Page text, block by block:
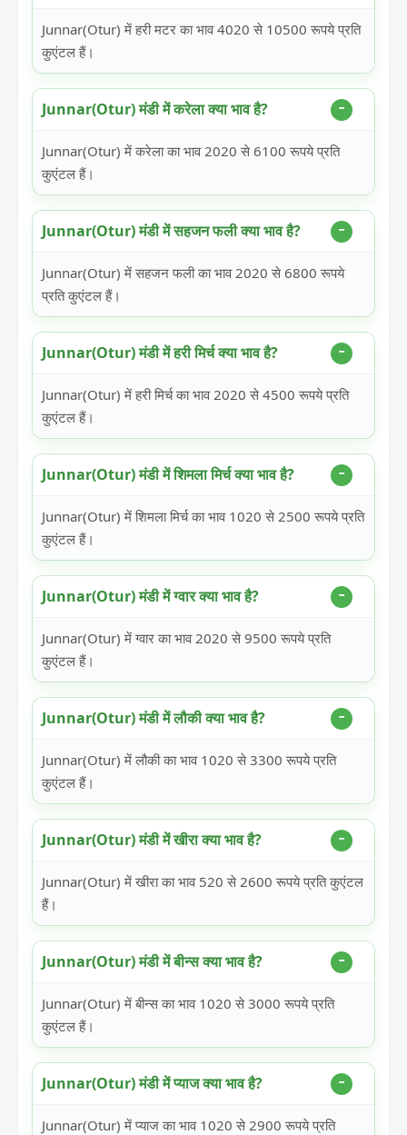
Junnar(Otur) में हरी मटर का भाव 4020 से 10500 रूपये प्रति
कुएंटल हैं।
Junnar(Otur) मंडी में करेला क्या भाव है?
Junnar(Otur) में करेला का भाव 2020 से 6100 रूपये प्रति
कुएंटल हैं।
Junnar(Otur) मंडी में सहजन फली क्या भाव है?
Junnar(Otur) में सहजन फली का भाव 2020 से 6800 रूपये
प्रति कुएंटल हैं।
Junnar(Otur) मंडी में हरी मिर्च क्या भाव है?
Junnar(Otur) में हरी मिर्च का भाव 2020 से 4500 रूपये प्रति
कुएंटल हैं।
Junnar(Otur) मंडी में शिमला मिर्च क्या भाव है?
Junnar(Otur) में शिमला मिर्च का भाव 1020 से 2500 रूपये प्रति
कुएंटल हैं।
Junnar(Otur) मंडी में ग्वार क्या भाव है?
Junnar(Otur) में ग्वार का भाव 2020 से 9500 रूपये प्रति
कुएंटल हैं।
Junnar(Otur) मंडी में लौकी क्या भाव है?
Junnar(Otur) में लौकी का भाव 1020 से 3300 रूपये प्रति
कुएंटल हैं।
Junnar(Otur) मंडी में खीरा क्या भाव है?
Junnar(Otur) में खीरा का भाव 520 से 2600 रूपये प्रति कुएंटल
हैं।
Junnar(Otur) मंडी में बीन्स क्या भाव है?
Junnar(Otur) में बीन्स का भाव 1020 से 3000 रूपये प्रति
कुएंटल हैं।
Junnar(Otur) मंडी में प्याज क्या भाव है?
Junnar(Otur) में प्याज का भाव 1020 से 2900 रूपये प्रति